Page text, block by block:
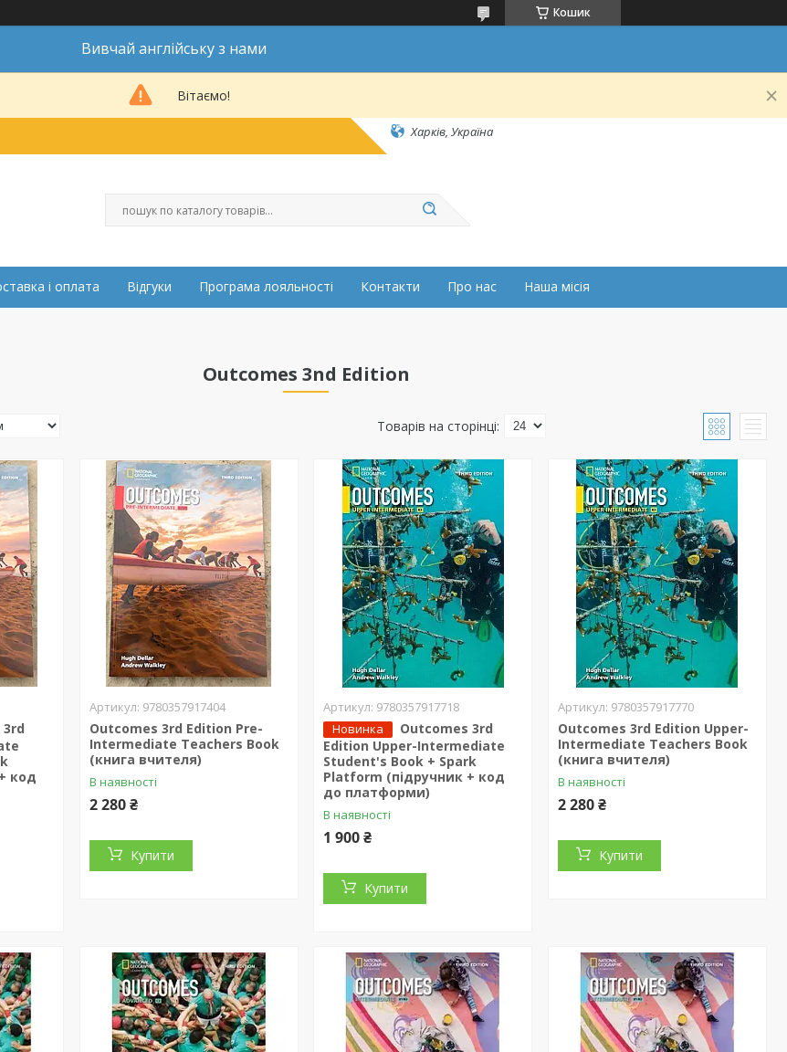
Кошик
Вивчай англійську з нами
Вітаємо!
Харків, Україна
і оплата Відгуки Програма лояльності Контакти Про нас Наша місія
Outcomes 3nd Edition
код
9780357917404
Outcomes 3rd Edition Pre-
Intermediate Teachers Book
(книга вчителя)
В наявності
2 280 ₴
Купити
9780357917718
Новинка
Outcomes 3rd
Edition Upper-Intermediate
Student's Book + Spark
Platform (підручник + код
до платформи)
В наявності
1 900 ₴
Купити
9780357917770
Outcomes 3rd Edition Upper-
Intermediate Teachers Book
(книга вчителя)
В наявності
2 280 ₴
Купити